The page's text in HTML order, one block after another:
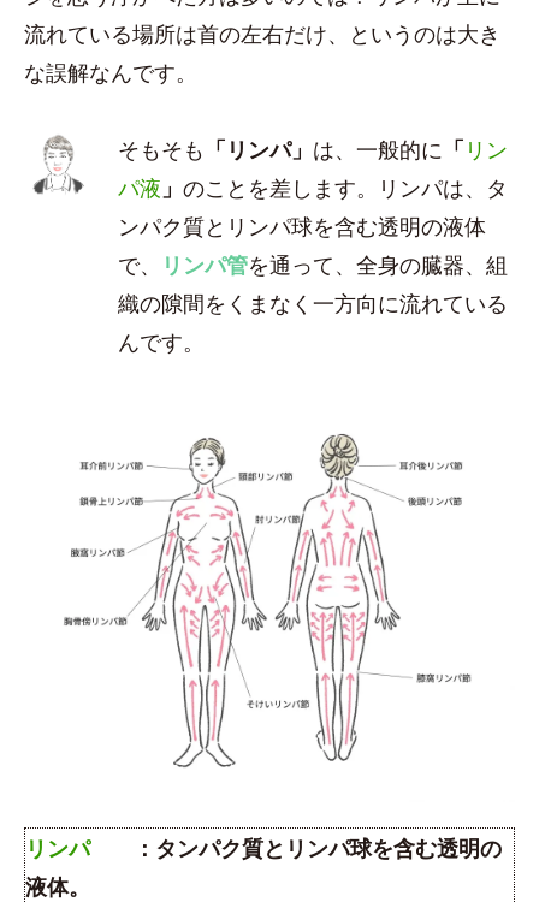
流れている場所は首の左右だけ、というのは大き
な誤解なんです。
そもそも 「リンパ」 は、一般的に 「 リン
パ液 」のことを差します。リンパは、タ
ンパク質とリンパ球を含む透明の液体
で、
リンパ管を通って、全身の臓器、組
織の隙間をくまなく一方向に流れている
んです。
リンパ：タンパク質とリンパ球を含む透明の
液体。